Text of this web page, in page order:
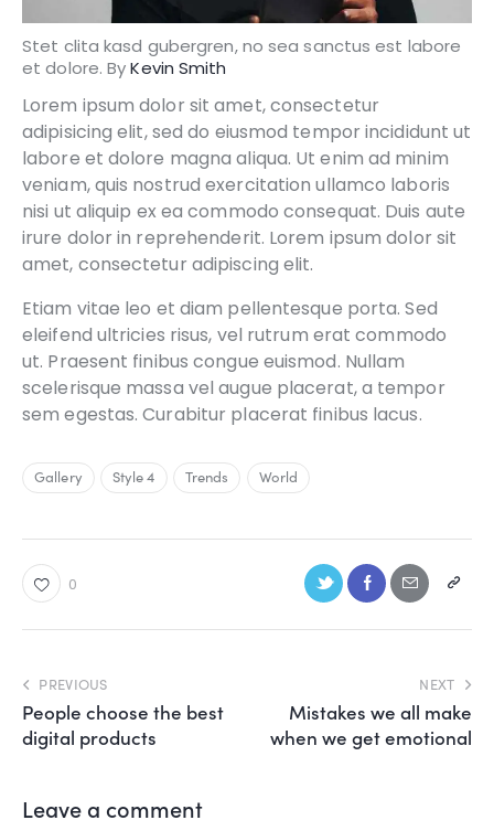
Stet clita kasd gubergren, no sea sanctus est labore
et dolore. ByKevin Smith
Lorem ipsum dolor sit amet, consectetur
adipisicing elit, sed do eiusmod tempor incididunt ut
labore et dolore magna aliqua. Ut enim ad minim
veniam, quis nostrud exercitation ullamco laboris
nisi ut aliquip ex ea commodo consequat. Duis aute
irure dolor in reprehenderit. Lorem ipsum dolor sit
amet, consectetur adipiscing elit.
Etiam vitae leo et diam pellentesque porta. Sed
eleifend ultricies risus, vel rutrum erat commodo
ut. Praesent finibus congue euismod. Nullam
scelerisque massa vel augue placerat, a tempor
sem egestas. Curabitur placerat finibus lacus.
Gallery Style 4 Trends World
0
PREVIOUS
People choose the best
digital products
NEXT
Mistakes we all make
when we get emotional
Leave a comment